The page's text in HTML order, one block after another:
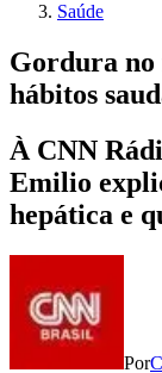
Saúde
Gordura no
hábitos
À CNN
Emilio
hepática e
Por